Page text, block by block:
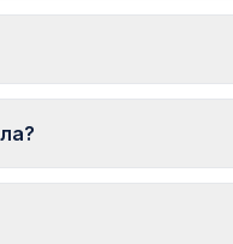
000 €) часто без
обычно
+
«заморожена»